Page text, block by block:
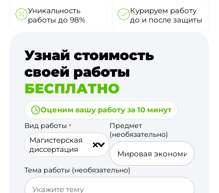
Уникальность
работы до 98%
Курируем работу
до и после защиты
Узнай стоимость
своей работы
БЕСПЛАТНО
Оценим вашу работу за 10 минут
Вид работы *
Магистерская
диссертация
Предмет
(необязательно)
Тема работы (необязательно)